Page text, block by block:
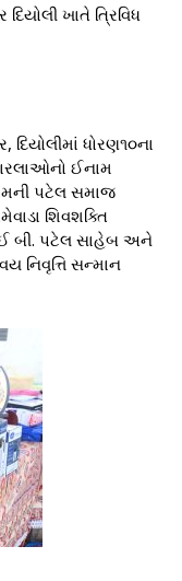
ખાતે ત્રિવિધ
દિયોલીમાં ધોરણ૧૦ના
ઈનામ
પટેલ સમાજ
શિવશક્તિ
બી. પટેલ સાહેબ અને
નિવૃત્તિ સન્માન